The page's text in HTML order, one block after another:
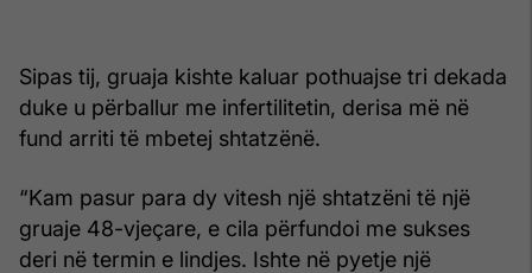
Sipas tij, gruaja kishte kaluar pothuajse tri dekada
duke u përballur me infertilitetin, derisa më në
fund arriti të mbetej shtatzënë.
“Kam pasur para dy vitesh një shtatzëni të një
gruaje 48-vjeçare, e cila përfundoi me sukses
deri në termin e lindjes. Ishte në pyetje një